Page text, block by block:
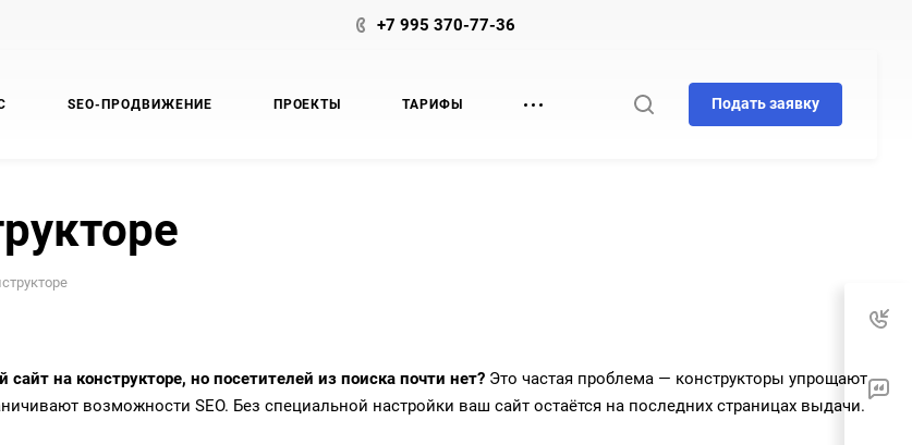
+7 995 370-77-36
SEO-ПРОДВИЖЕНИЕ ПРОЕКТЫ ТАРИФЫ Подать заявку
сайт на конструкторе, но посетителей из поиска почти нет? Это частая проблема — конструкторы упрощают
возможности SEO. Без специальной настройки ваш сайт остаётся на последних страницах выдачи.